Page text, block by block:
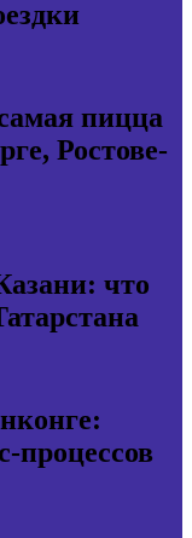
пицца
Ростове-
что
процессов